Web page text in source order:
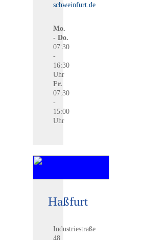
schweinfurt.de
Mo.
- Do.
07:30
-
16:30
Uhr
Fr.
07:30
-
15:00
Uhr
Haßfurt
Industriestraße
48